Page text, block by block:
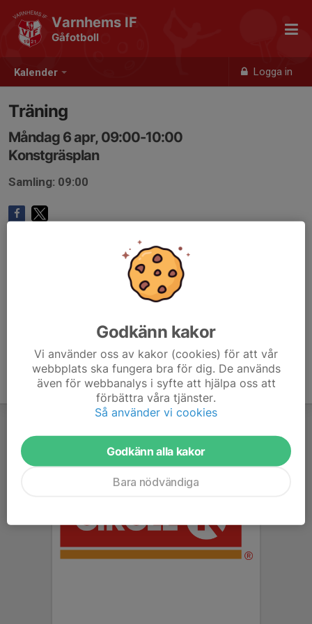
Kalender Logga in
Varnhems IF
Gåfotboll
Träning
Måndag 6 apr, 09:00-10:00
Konstgräsplan
Samling: 09:00
Godkänn kakor
Vi använder oss av kakor (cookies) för att vår
webbplats ska fungera bra för dig. De används
även för webbanalys i syfte att hjälpa oss att
förbättra våra tjänster.
Så använder vi cookies
Godkänn alla kakor
Bara nödvändiga